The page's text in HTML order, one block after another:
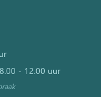
- 12.00 uur